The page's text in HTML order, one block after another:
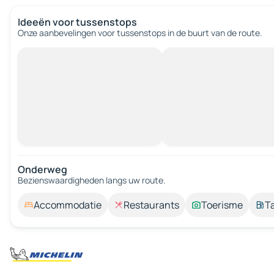
Ideeën voor tussenstops
Onze aanbevelingen voor tussenstops in de buurt van de route.
Onderweg
Bezienswaardigheden langs uw route.
Accommodatie Restaurants Toerisme